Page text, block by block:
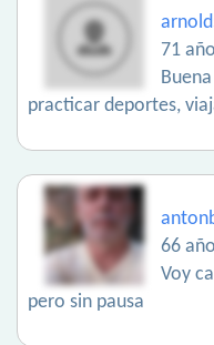
71
practicar deportes,
66
Voy
pero sin pausa